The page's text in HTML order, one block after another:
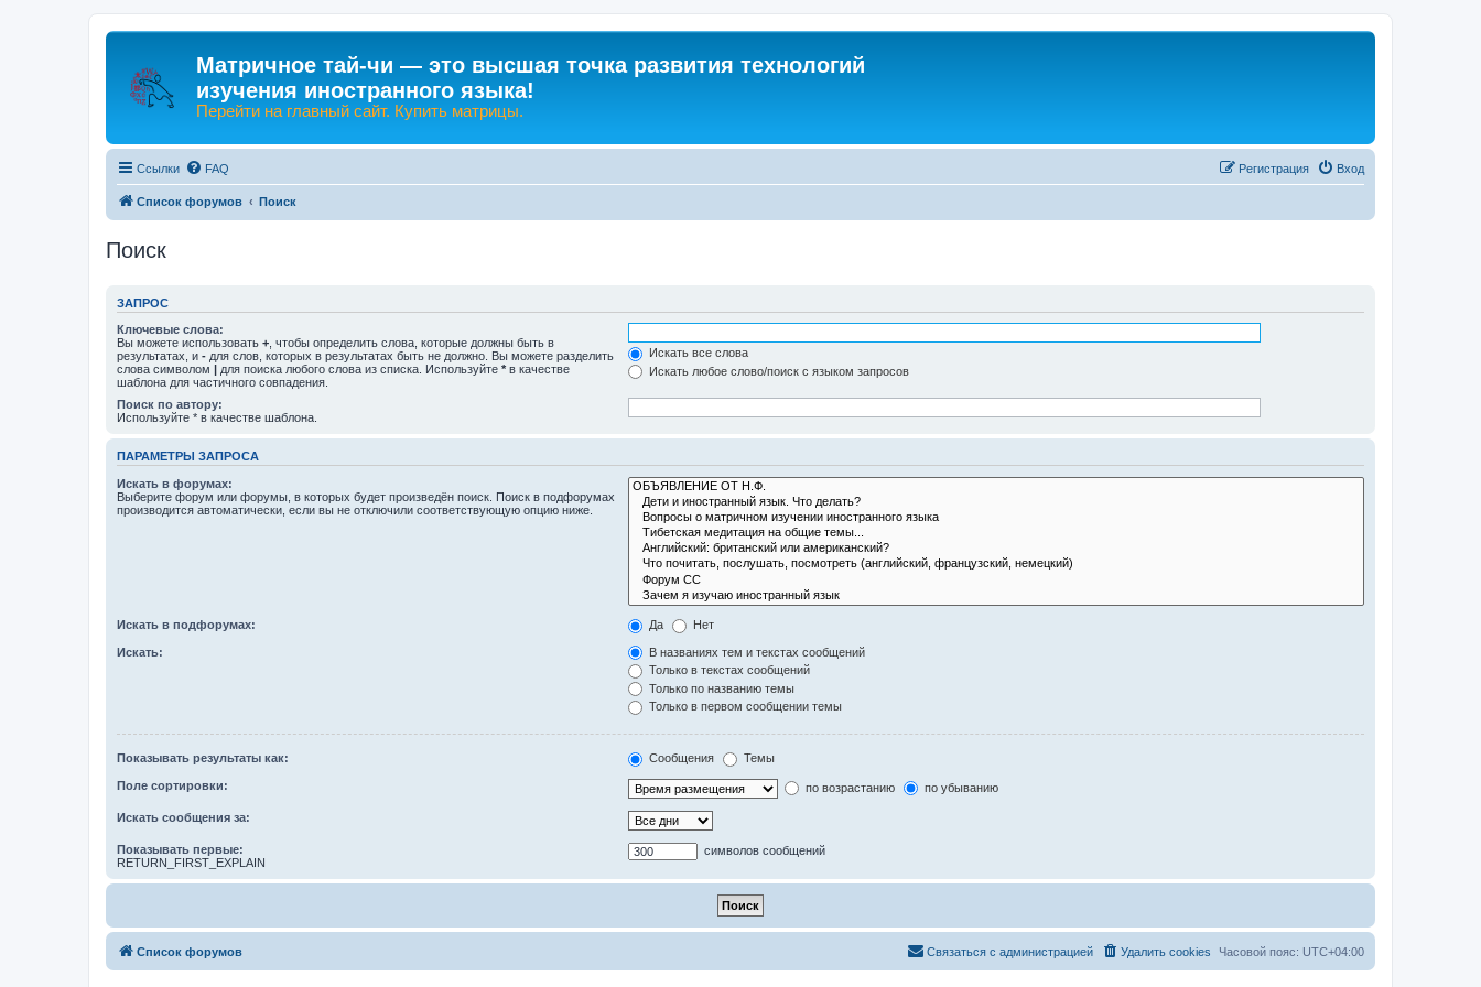
Матричное тай-чи — это высшая точка развития технологий
изучения иностранного языка!
Перейти на главный сайт. Купить матрицы.
Ссылки FAQ Вход
Регистрация
Список форумов Поиск
Поиск
ЗАПРОС
Ключевые слова:
Вы можете использовать + , чтобы определить слова, которые должны быть в
результатах, и - для слов, которых в результатах быть не должно. Вы можете разделить
слова символом | для поиска любого слова из списка. Используйте * в качестве
шаблона для частичного совпадения.
Искать все слова
Искать любое слово/поиск с языком запросов
Поиск по автору:
Используйте * в качестве шаблона.
ПАРАМЕТРЫ ЗАПРОСА
Искать в форумах:
Выберите форум или форумы, в которых будет произведён поиск. Поиск в подфорумах
производится автоматически, если вы не отключили соответствующую опцию ниже.
Искать в подфорумах: Да Нет
Искать:
В названиях тем и текстах сообщений
Только в текстах сообщений
Только по названию темы
Только в первом сообщении темы
Показывать результаты как: Сообщения Темы
Поле сортировки: по возрастанию по убыванию
Искать сообщения за:
Показывать первые:
RETURN_FIRST_EXPLAIN
символов сообщений
Список форумов Часовой пояс: UTC+04:00
Удалить cookies
Связаться с администрацией